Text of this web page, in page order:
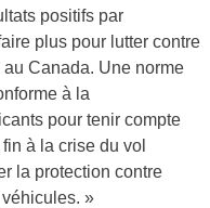
positifs par
plus pour lutter contre
au Canada. Une norme
à la
pour tenir compte
à la crise du vol
la protection contre
véhicules. »